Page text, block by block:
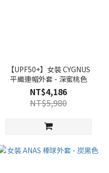
【UPF50+】女裝 CYGNUS
平織連帽外套 - 深蜜桃色
NT$4,186
NT$5,980